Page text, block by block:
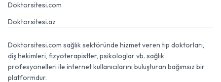
Doktorsitesi.com
Doktorsitesi.az
Doktorsitesi.com sağlık sektöründe hizmet veren tıp doktorları,
diş hekimleri, fizyoterapistler, psikologlar vb. sağlık
profesyonelleri ile internet kullanıcılarını buluşturan bağımsız bir
platformdur.